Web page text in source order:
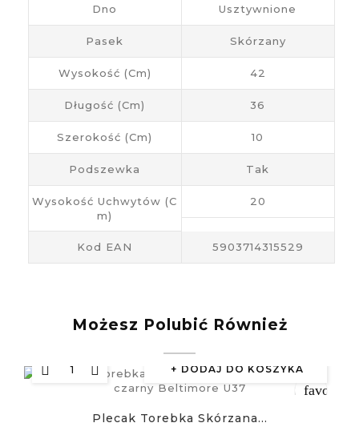
Dno Usztywnione
Pasek Skórzany
Wysokość (cm) 42
Długość (cm) 36
Szerokość (cm) 10
Podszewka Tak
Wysokość Uchwytów (c
M)
20
Kod EAN 5903714315529
Możesz Polubić Również
DODAJ DO KOSZYKA
Plecak Torebka Skórzana...